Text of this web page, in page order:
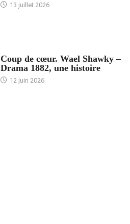
13 juillet 2026
Coup de cœur. Wael Shawky –
Drama 1882, une histoire
12 juin 2026